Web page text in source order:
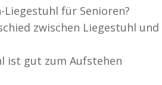
Liegestuhl für Senioren?
zwischen Liegestuhl und
ist gut zum Aufstehen